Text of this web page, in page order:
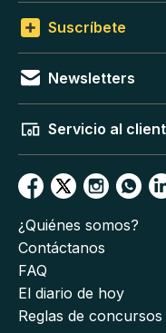
Suscríbete
Newsletters
Servicio al
¿Quiénes somos?
Contáctanos
FAQ
El diario de hoy
Reglas de concursos